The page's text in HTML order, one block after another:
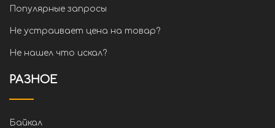
Популярные запросы
Не устраивает цена на товар?
Не нашел что искал?
РАЗНОЕ
Байкал